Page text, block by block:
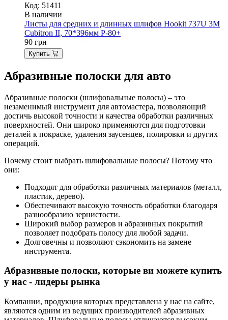
Код: 51411
В наличии
Листы для средних и длинных шлифов Hookit 737U 3M
Cubitron II, 70*396мм P-80+
90 грн
Купить
Абразивные полоски для авто
Абразивные полоски (шлифовальные полосы) – это
незаменимый инструмент для автомастера, позволяющий
достичь высокой точности и качества обработки различных
поверхностей. Они широко применяются для подготовки
деталей к покраске, удаления заусенцев, полировки и других
операций.
Почему стоит выбрать шлифовальные полосы? Потому что
они:
Подходят для обработки различных материалов (металл,
пластик, дерево).
Обеспечивают высокую точность обработки благодаря
разнообразию зернистости.
Широкий выбор размеров и абразивных покрытий
позволяет подобрать полосу для любой задачи.
Долговечны и позволяют сэкономить на замене
инструмента.
Абразивные полоски, которые ви можете купить
у нас - лидеры рынка
Компании, продукция которых представлена у нас на сайте,
являются одним из ведущих производителей абразивных